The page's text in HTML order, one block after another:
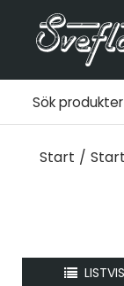
Start / Start